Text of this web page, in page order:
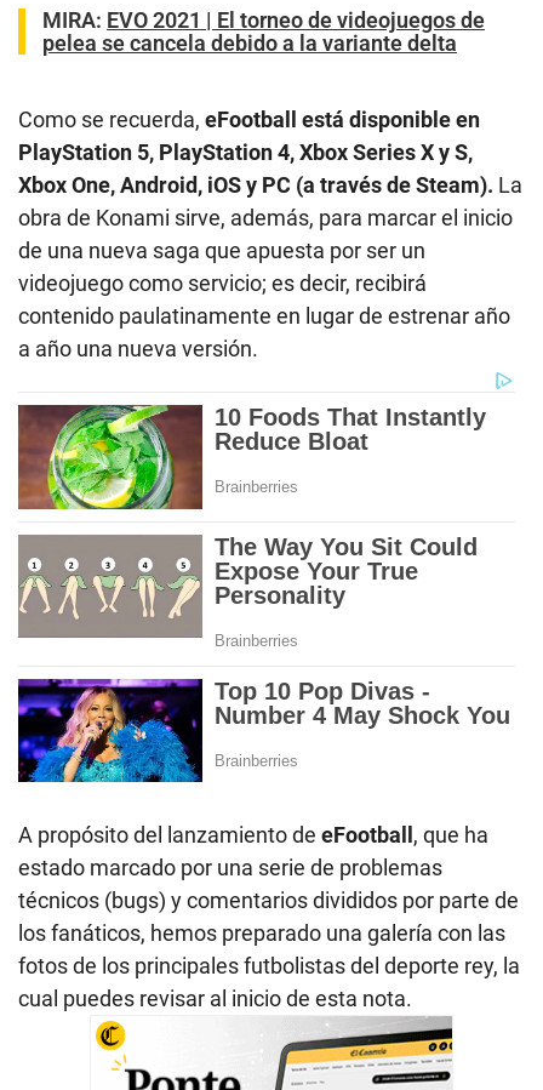
MIRA: EVO 2021 | El torneo de videojuegos de
pelea se cancela debido a la variante delta
Como se recuerda, eFootball está disponible en
PlayStation 5, PlayStation 4, Xbox Series X y S,
Xbox One, Android, iOS y PC (a través de Steam). La
obra de Konami sirve, además, para marcar el inicio
de una nueva saga que apuesta por ser un
videojuego como servicio; es decir, recibirá
contenido paulatinamente en lugar de estrenar año
a año una nueva versión.
A propósito del lanzamiento de eFootball , que ha
estado marcado por una serie de problemas
técnicos (bugs) y comentarios divididos por parte de
los fanáticos, hemos preparado una galería con las
fotos de los principales futbolistas del deporte rey, la
cual puedes revisar al inicio de esta nota.